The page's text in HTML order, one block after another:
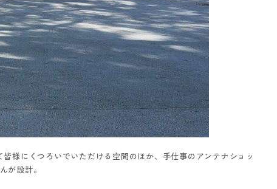
様にくつろいでいただける空間のほか、手仕事のアンテナショッ
が設計。